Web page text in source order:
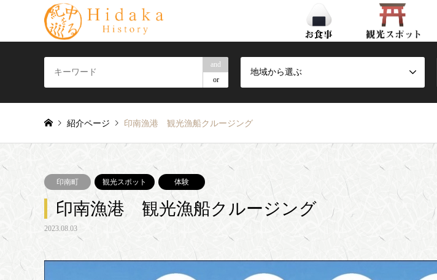
and
or
地域から選ぶ
紹介ページ 印南漁港 観光漁船クルージング
印南町 観光スポット 体験
印南漁港 観光漁船クルージング
2023.08.03